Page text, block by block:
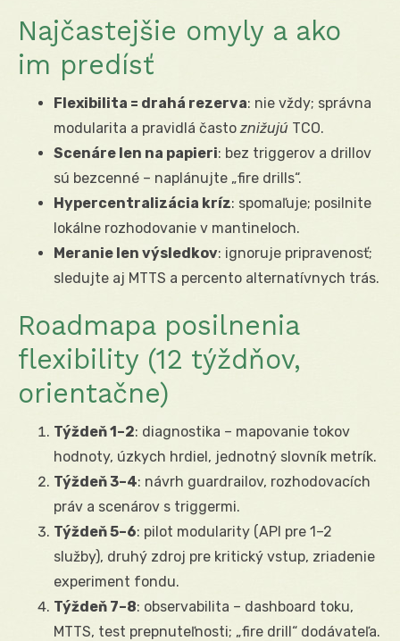
Najčastejšie omyly a ako
im predísť
Flexibilita = drahá rezerva: nie vždy; správna
modularita a pravidlá často znižujú TCO.
Scenáre len na papieri: bez triggerov a drillov
sú bezcenné – naplánujte „fire drills“.
Hypercentralizácia kríz: spomaľuje; posilnite
lokálne rozhodovanie v mantineloch.
Meranie len výsledkov: ignoruje pripravenosť;
sledujte aj MTTS a percento alternatívnych trás.
Roadmapa posilnenia
flexibility (12 týždňov,
orientačne)
Týždeň 1–2: diagnostika – mapovanie tokov
hodnoty, úzkych hrdiel, jednotný slovník metrík.
Týždeň 3–4: návrh guardrailov, rozhodovacích
práv a scenárov s triggermi.
Týždeň 5–6: pilot modularity (API pre 1–2
služby), druhý zdroj pre kritický vstup, zriadenie
experiment fondu.
Týždeň 7–8: observabilita – dashboard toku,
MTTS, test prepnuteľnosti; „fire drill“ dodávateľa.